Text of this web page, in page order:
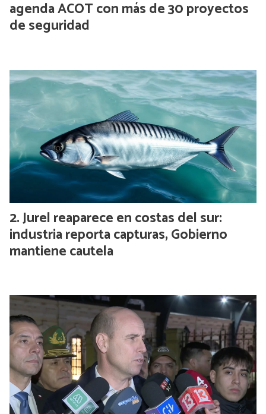
agenda ACOT con más de 30 proyectos
de seguridad
Jurel reaparece en costas del sur:
industria reporta capturas, Gobierno
mantiene cautela